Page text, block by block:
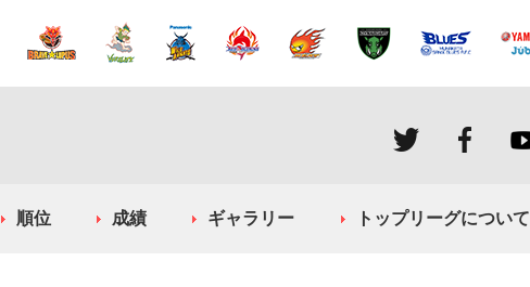
順位 成績 ギャラリー トップリーグについて